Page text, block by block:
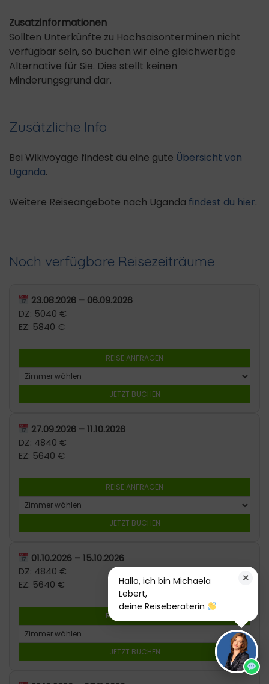
Zusatzinformationen
Sollten Unterkünfte zu Hochsaisonterminen nicht
verfügbar sein, so buchen wir eine gleichwertige
Alternative für Sie. Dies stellt keinen
Minderungsgrund dar.
Zusätzliche Info
Bei Wikivoyage findest du eine gute Übersicht von
Uganda.
Weitere Reiseangebote nach Uganda findest du hier.
Noch verfügbare Reisezeiträume
23.08.2026 – 06.09.2026
DZ: 5040 €
EZ: 5840 €
REISE ANFRAGEN
JETZT BUCHEN
27.09.2026 – 11.10.2026
DZ: 4840 €
EZ: 5640 €
REISE ANFRAGEN
JETZT BUCHEN
01.10.2026 – 15.10.2026
DZ: 4840 €
EZ: 5640 €
REISE ANFRAGEN
JETZT BUCHEN
×
Hallo, ich bin Michaela
Lebert,
deine Reiseberaterin